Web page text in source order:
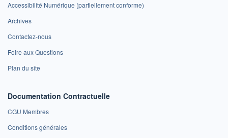
Accessibilité Numérique (partiellement conforme)
Archives
Contactez-nous
Foire aux Questions
Plan du site
Documentation Contractuelle
CGU Membres
Conditions générales